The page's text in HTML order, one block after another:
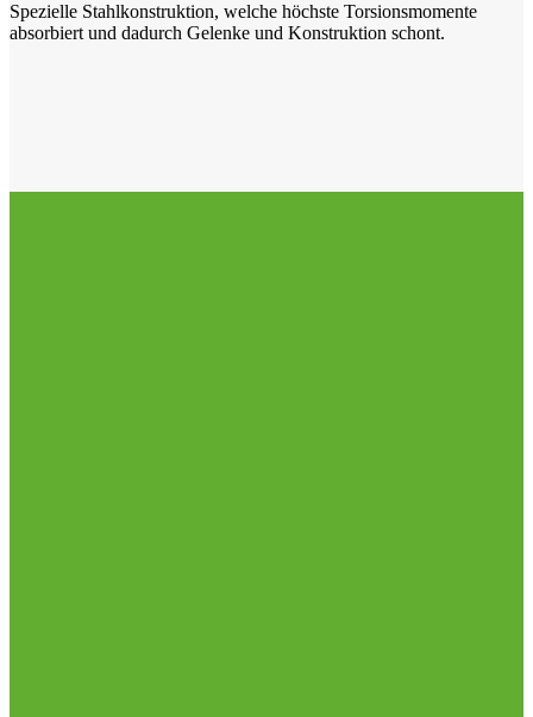
Spezielle Stahlkonstruktion, welche höchste Torsionsmomente
absorbiert und dadurch Gelenke und Konstruktion schont.